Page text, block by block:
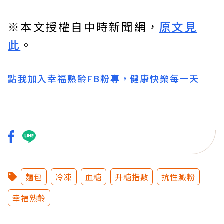
※本文授權自中時新聞網， 原文見
此 。
點我加入幸福熟齡FB粉專，健康快樂每一天
麵包 冷凍 血糖 升糖指數
抗性澱粉
幸福熟齡